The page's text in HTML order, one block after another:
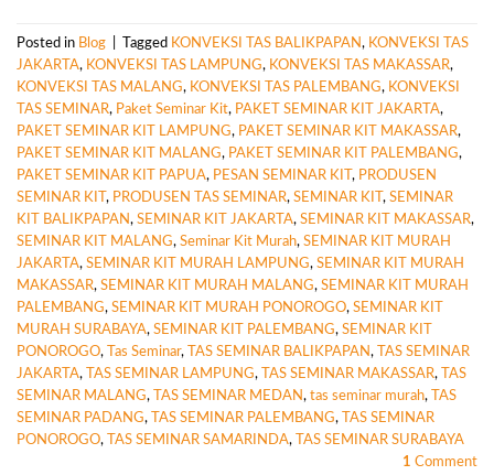
Posted in Blog Tagged KONVEKSI TAS BALIKPAPAN, KONVEKSI TAS
JAKARTA, KONVEKSI TAS LAMPUNG, KONVEKSI TAS MAKASSAR,
KONVEKSI TAS MALANG, KONVEKSI TAS PALEMBANG, KONVEKSI
TAS SEMINAR, Paket Seminar Kit, PAKET SEMINAR KIT JAKARTA,
PAKET SEMINAR KIT LAMPUNG, PAKET SEMINAR KIT MAKASSAR,
PAKET SEMINAR KIT MALANG, PAKET SEMINAR KIT PALEMBANG,
PAKET SEMINAR KIT PAPUA, PESAN SEMINAR KIT , PRODUSEN
SEMINAR KIT , PRODUSEN TAS SEMINAR, SEMINAR KIT , SEMINAR
KIT BALIKPAPAN, SEMINAR KIT JAKARTA, SEMINAR KIT MAKASSAR,
SEMINAR KIT MALANG, Seminar Kit Murah, SEMINAR KIT MURAH
JAKARTA, SEMINAR KIT MURAH LAMPUNG, SEMINAR KIT MURAH
MAKASSAR, SEMINAR KIT MURAH MALANG, SEMINAR KIT MURAH
PALEMBANG, SEMINAR KIT MURAH PONOROGO, SEMINAR KIT
MURAH SURABAYA, SEMINAR KIT PALEMBANG, SEMINAR KIT
PONOROGO, Tas Seminar, TAS SEMINAR BALIKPAPAN,
TAS SEMINAR
JAKARTA, TAS SEMINAR LAMPUNG, TAS SEMINAR MAKASSAR,
TAS
SEMINAR MALANG, TAS SEMINAR MEDAN, tas seminar murah,
TAS
SEMINAR PADANG, TAS SEMINAR PALEMBANG,
TAS SEMINAR
PONOROGO, TAS SEMINAR SAMARINDA,
TAS SEMINAR SURABAYA
1 Comment